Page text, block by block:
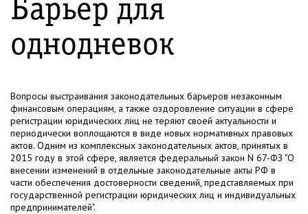
Барьер для
однодневок
Вопросы выстраивания законодательных барьеров незаконным
финансовым операциям, а также оздоровление ситуации в сфере
регистрации юридических лиц не теряют своей актуальности и
периодически воплощаются в виде новых нормативных правовых
актов. Одним из комплексных законодательных актов, принятых в
2015 году в этой сфере, является федеральный закон N 67-ФЗ "О
внесении изменений в отдельные законодательные акты РФ в
части обеспечения достоверности сведений, представляемых при
государственной регистрации юридических лиц и индивидуальных
предпринимателей".